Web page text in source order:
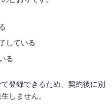
している
る
登録できるため、契約後に別
しません。